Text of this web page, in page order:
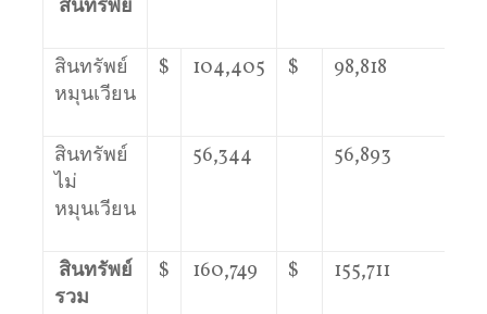
สินทรัพย์
สินทรัพย์
หมุนเวียน
$ 104,405 $ 98,818
สินทรัพย์
ไม่
หมุนเวียน
56,344 56,893
สินทรัพย์
รวม
$ 160,749 $ 155,711